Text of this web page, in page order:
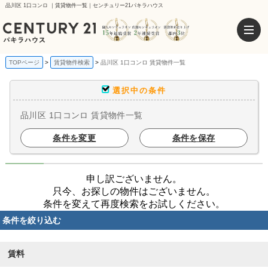
品川区 1口コンロ ｜賃貸物件一覧｜センチュリー21パキラハウス
TOPページ 賃貸物件検索 品川区 1口コンロ 賃貸物件一覧
選択中の条件
品川区 1口コンロ 賃貸物件一覧
条件を変更 条件を保存
申し訳ございません。
只今、お探しの物件はございません。
条件を変えて再度検索をお試しください。
条件を絞り込む
賃料